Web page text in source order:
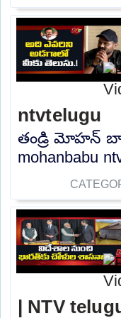
ntvtelugu
తండ్రి మోహన్
mohanbabu
| NTV